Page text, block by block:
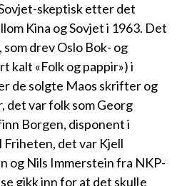
skeptisk etter det
Kina og Sovjet i 1963. Det
drev Oslo Bok- og
kalt «Folk og pappir») i
de solgte Maos skrifter og
det var folk som Georg
Borgen, disponent i
det var Kjell
og Nils Immerstein fra NKP-
gikk inn for at det skulle